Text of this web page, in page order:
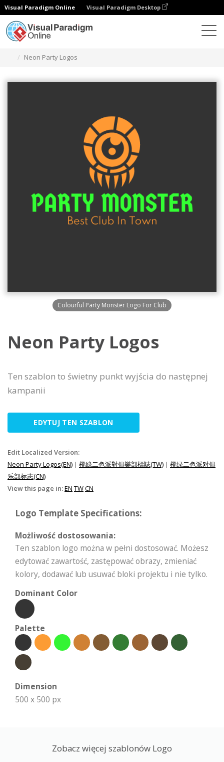
Visual Paradigm Online Visual Paradigm Desktop
Neon Party Logos
Colourful Party Monster Logo For Club
Neon Party Logos
Ten szablon to świetny punkt wyjścia do następnej
kampanii
EDYTUJ TEN SZABLON
Edit Localized Version:
Neon Party Logos(EN) | 橙綠二色派對俱樂部標誌(TW) | 橙绿二色派对俱
乐部标志(CN)
View this page in:EN TWCN
Logo Template Specifications:
Możliwość dostosowania:
Ten szablon logo można w pełni dostosować. Możesz
edytować zawartość, zastępować obrazy, zmieniać
kolory, dodawać lub usuwać bloki projektu i nie tylko.
Dominant Color
Palette
Dimension
500 x 500 px
Zobacz więcej szablonów Logo